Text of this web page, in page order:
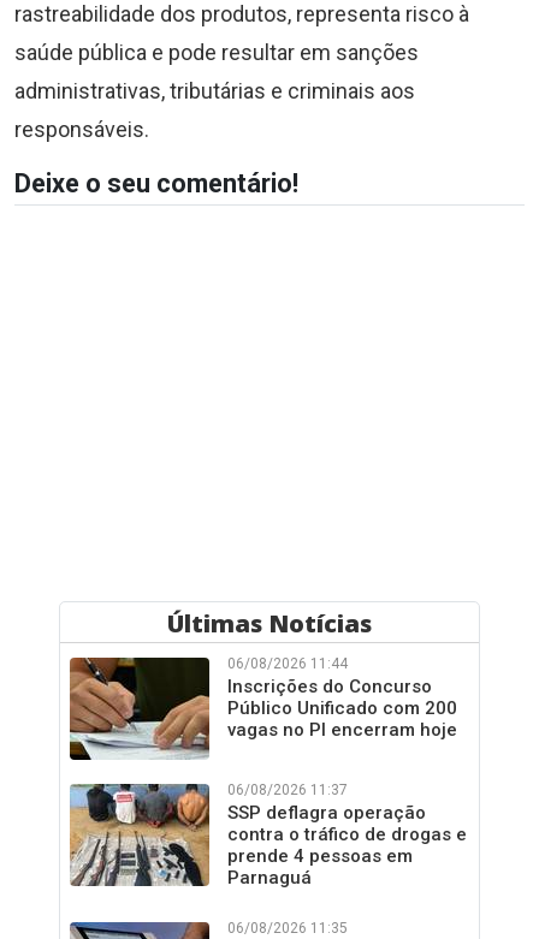
rastreabilidade dos produtos, representa risco à
saúde pública e pode resultar em sanções
administrativas, tributárias e criminais aos
responsáveis.
Deixe o seu comentário!
Últimas Notícias
06/08/2026 11:44
Inscrições do Concurso
Público Unificado com 200
vagas no PI encerram hoje
06/08/2026 11:37
SSP deflagra operação
contra o tráfico de drogas e
prende 4 pessoas em
Parnaguá
06/08/2026 11:35